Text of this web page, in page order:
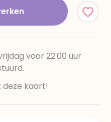
voor 22.00 uur
kaart!